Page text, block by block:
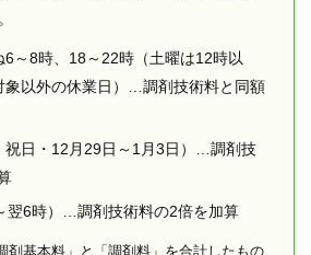
6～8時、18～22時（土曜は12時以
象以外の休業日）…調剤技術料と同額
祝日・12月29日～1月3日）…調剤技
翌6時）…調剤技術料の2倍を加算
剤基本料」と「調剤料」を合計したもの